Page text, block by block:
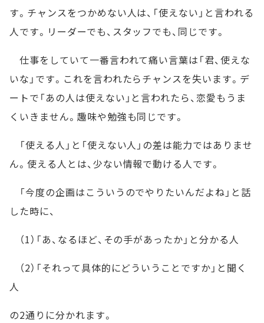
す。チャンスをつかめない人は、「使えない」と言われる
人です。リーダーでも、スタッフでも、同じです。
仕事をしていて一番言われて痛い言葉は「君、使えな
いな」です。これを言われたらチャンスを失います。デ
ートで「あの人は使えない」と言われたら、恋愛もうま
くいきません。趣味や勉強も同じです。
「使える人」と「使えない人」の差は能力ではありませ
ん。使える人とは、少ない情報で動ける人です。
「今度の企画はこういうのでやりたいんだよね」と話
した時に、
（1）「あ、なるほど、その手があったか」と分かる人
（2）「それって具体的にどういうことですか」と聞く
人
の2通りに分かれます。